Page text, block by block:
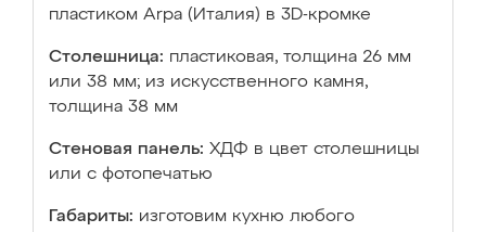
пластиком Arpa (Италия) в 3D-кромке
Столешница: пластиковая, толщина 26 мм
или 38 мм; из искусственного камня,
толщина 38 мм
Стеновая панель: ХДФ в цвет столешницы
или с фотопечатью
Габариты: изготовим кухню любого